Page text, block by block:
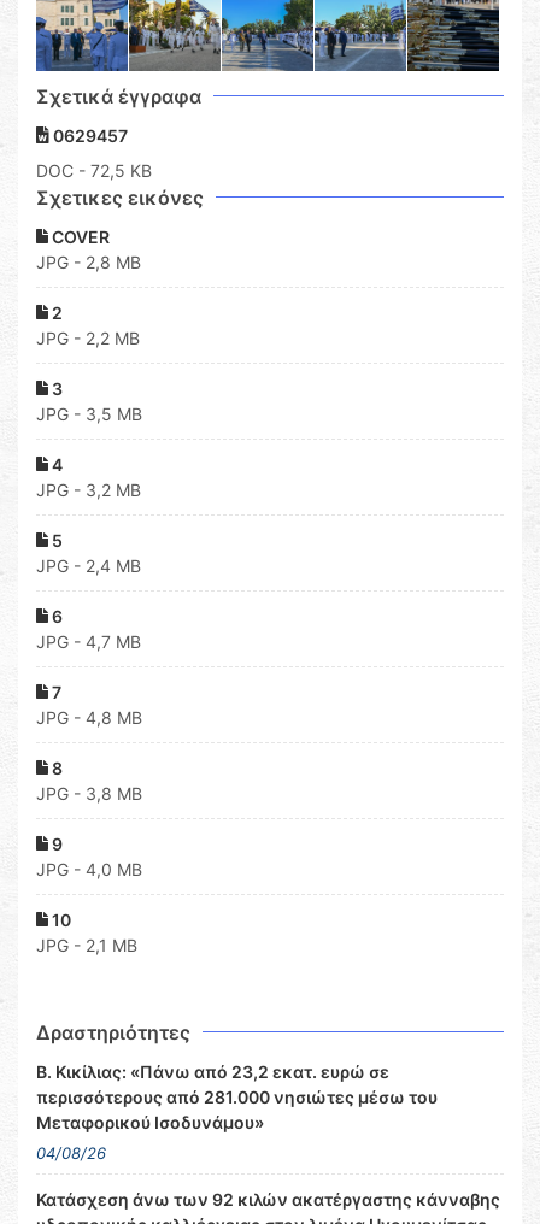
Σχετικά έγγραφα
0629457
DOC - 72,5 KB
Σχετικες εικόνες
COVER
JPG - 2,8 MB
2
JPG - 2,2 MB
3
JPG - 3,5 MB
4
JPG - 3,2 MB
5
JPG - 2,4 MB
6
JPG - 4,7 MB
7
JPG - 4,8 MB
8
JPG - 3,8 MB
9
JPG - 4,0 MB
10
JPG - 2,1 MB
Δραστηριότητες
Β. Κικίλιας: «Πάνω από 23,2 εκατ. ευρώ σε
περισσότερους από 281.000 νησιώτες μέσω του
Μεταφορικού Ισοδυνάμου»
04/08/26
Κατάσχεση άνω των 92 κιλών ακατέργαστης κάνναβης